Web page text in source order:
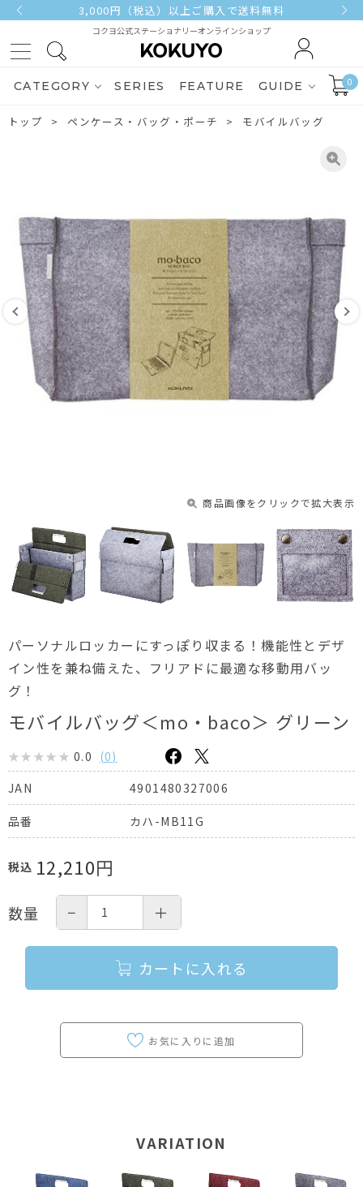
3,000円（税込）以上ご購入で送料無料
コクヨ公式ステーショナリーオンラインショップ
CATEGORY SERIES FEATURE GUIDE 0
トップ ペンケース・バッグ・ポーチ モバイルバッグ
商品画像をクリックで拡大表示
パーソナルロッカーにすっぽり収まる！機能性とデザ
イン性を兼ね備えた、フリアドに最適な移動用バッ
グ！
モバイルバッグ＜mo・baco＞ グリーン
0.0 (0)
JAN
4901480327006
品番 カハ-MB11G
税込 12,210円
数量 − ＋
カートに入れる
VARIATION